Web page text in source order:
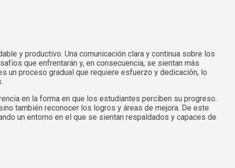
y productivo. Una comunicación clara y continua sobre los
que enfrentarán y, en consecuencia, se sientan más
un proceso gradual que requiere esfuerzo y dedicación, lo
en la forma en que los estudiantes perciben su progreso.
también reconocer los logros y áreas de mejora. De este
un entorno en el que se sientan respaldados y capaces de